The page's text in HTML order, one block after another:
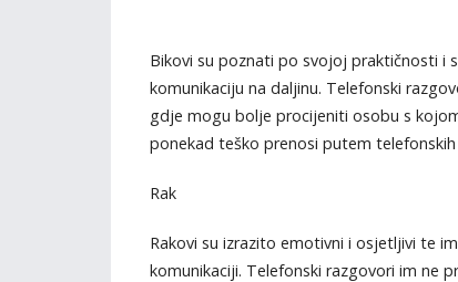
Bikovi su poznati po svojoj praktičnosti i
komunikaciju na daljinu. Telefonski
gdje mogu bolje procijeniti osobu s
ponekad teško prenosi putem
Rak
Rakovi su izrazito emotivni i osjetljivi te
komunikaciji. Telefonski razgovori im ne